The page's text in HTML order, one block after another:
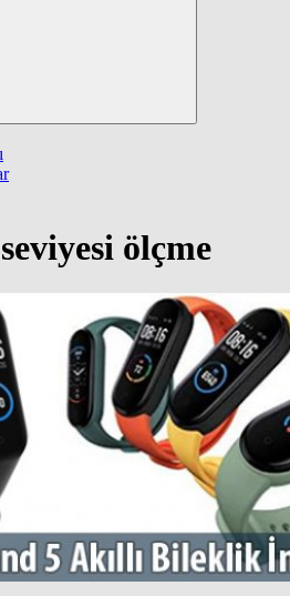
ölçme